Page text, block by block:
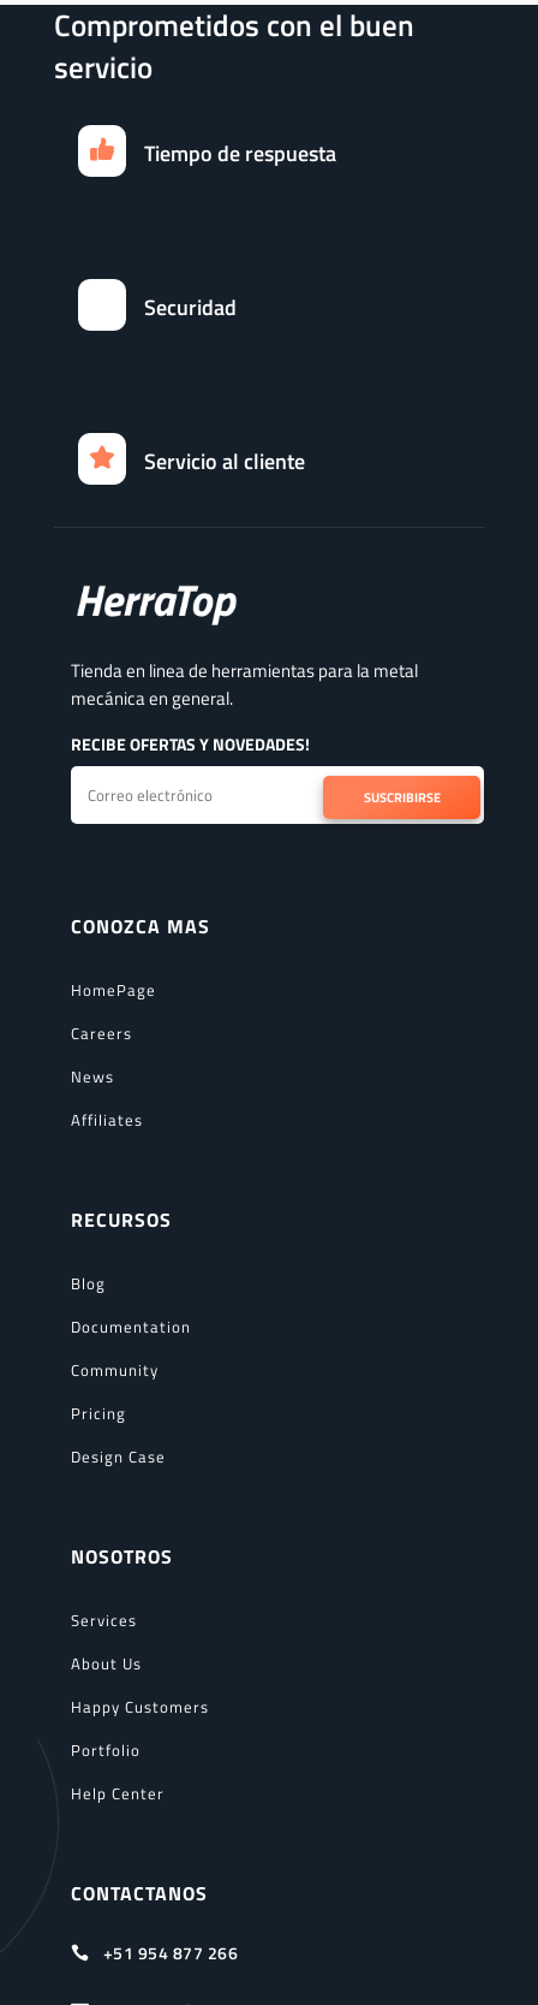
Comprometidos con el buen
servicio
Tiempo de respuesta
Securidad
Servicio al cliente
Tienda en linea de herramientas para la metal
mecánica en general.
RECIBE OFERTAS Y NOVEDADES!
SUSCRIBIRSE
CONOZCA MAS
HomePage
Careers
News
Affiliates
RECURSOS
Blog
Documentation
Community
Pricing
Design Case
NOSOTROS
Services
About Us
Happy Customers
Portfolio
Help Center
CONTACTANOS
 +51 954 877 266